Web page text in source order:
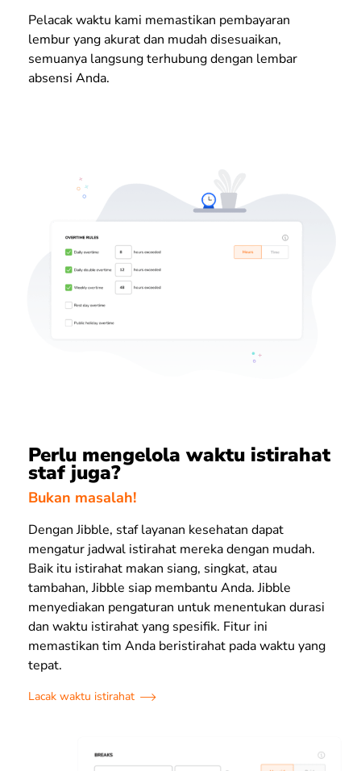
Pelacak waktu kami memastikan pembayaran
lembur yang akurat dan mudah disesuaikan,
semuanya langsung terhubung dengan lembar
absensi Anda.
Perlu mengelola waktu istirahat
staf juga?
Bukan masalah!
Dengan Jibble, staf layanan kesehatan dapat
mengatur jadwal istirahat mereka dengan mudah.
Baik itu istirahat makan siang, singkat, atau
tambahan, Jibble siap membantu Anda. Jibble
menyediakan pengaturan untuk menentukan durasi
dan waktu istirahat yang spesifik. Fitur ini
memastikan tim Anda beristirahat pada waktu yang
tepat.
Lacak waktu istirahat